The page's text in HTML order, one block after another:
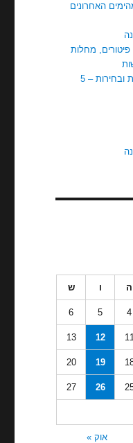
מהימים האחרונים
מחלות
רקטות, פיטורים, מחלות ובחירות – 5
ה ו ש
4
5
6
11
12
13
19
20
26
27
אוק »